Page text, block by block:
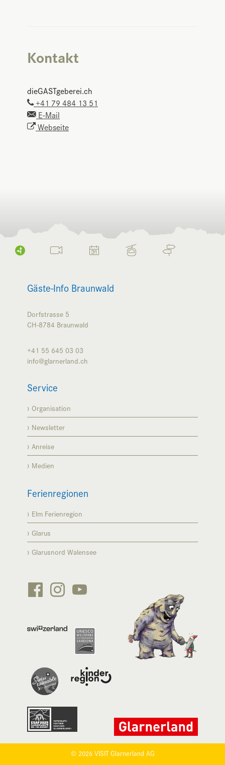
Kontakt
dieGASTgeberei.ch
+41 79 484 13 51
E-Mail
Webseite
Gäste-Info Braunwald
Dorfstrasse 5
CH-8784 Braunwald
+41 55 645 03 03
info@glarnerland.ch
Service
Organisation
Newsletter
Anreise
Medien
Ferienregionen
Elm Ferienregion
Glarus
Glarusnord Walensee

 
© 2026 VISIT Glarnerland AG